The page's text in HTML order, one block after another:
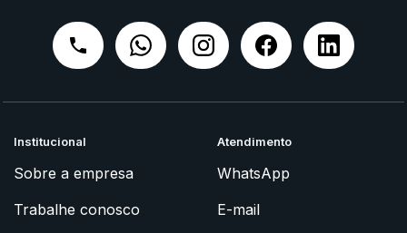
Institucional
Sobre a empresa
Trabalhe conosco
Atendimento
WhatsApp
E-mail